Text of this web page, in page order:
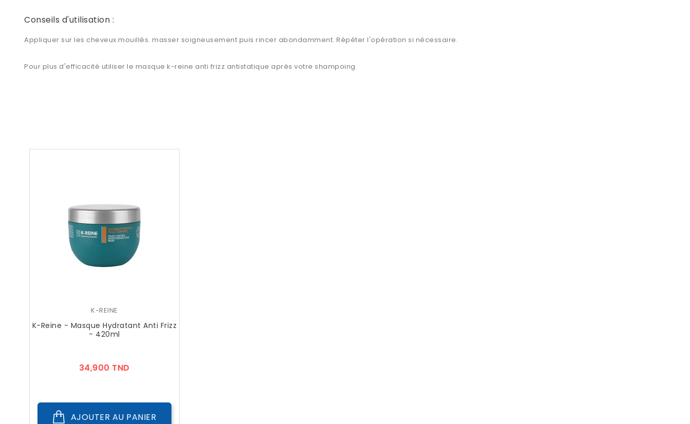
Conseils d'utilisation :
Appliquer sur les cheveux mouillés. masser soigneusement puis rincer abondamment. Répéter l'opération si nécessaire.
Pour plus d'efficacité utiliser le masque k-reine anti frizz antistatique après votre shampoing.
K-REINE
K-Reine - Masque Hydratant Anti Frizz
- 420ml
34,900 TND
AJOUTER AU PANIER